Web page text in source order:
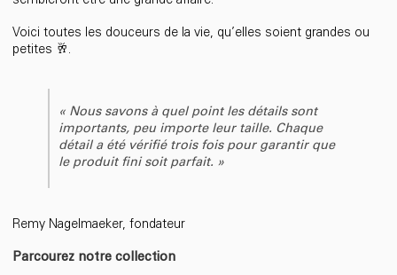
Voici toutes les douceurs de la vie, qu’elles soient grandes ou
petites 🥂.
« Nous savons à quel point les détails sont
importants, peu importe leur taille. Chaque
détail a été vérifié trois fois pour garantir que
le produit fini soit parfait. »
Remy Nagelmaeker, fondateur
Parcourez notre collection